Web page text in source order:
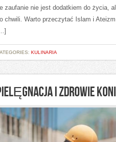
zaufanie nie jest dodatkiem do życia,
chwili. Warto przeczytać Islam i
KULINARIA
I ZDROWIE KONI